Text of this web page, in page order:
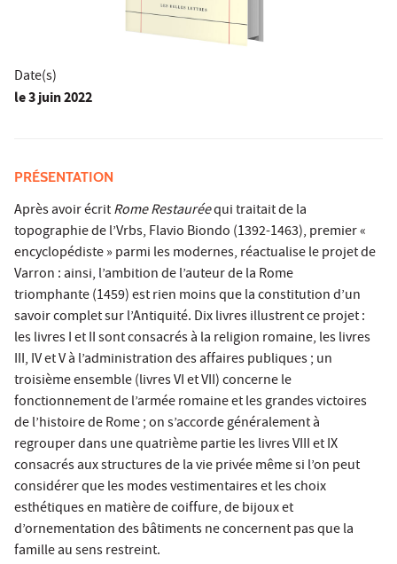
Date(s)
le3 juin 2022
PRÉSENTATION
Après avoir écritRome Restauréequi traitait de la
topographie de l’Vrbs, Flavio Biondo (1392-1463), premier «
encyclopédiste » parmi les modernes, réactualise le projet de
Varron : ainsi, l’ambition de l’auteur de la Rome
triomphante (1459) est rien moins que la constitution d’un
savoir complet sur l’Antiquité. Dix livres illustrent ce projet :
les livres I et II sont consacrés à la religion romaine, les livres
III, IV et V à l’administration des affaires publiques ; un
troisième ensemble (livres VI et VII) concerne le
fonctionnement de l’armée romaine et les grandes victoires
de l’histoire de Rome ; on s’accorde généralement à
regrouper dans une quatrième partie les livres VIII et IX
consacrés aux structures de la vie privée même si l’on peut
considérer que les modes vestimentaires et les choix
esthétiques en matière de coiffure, de bijoux et
d’ornementation des bâtiments ne concernent pas que la
famille au sens restreint.